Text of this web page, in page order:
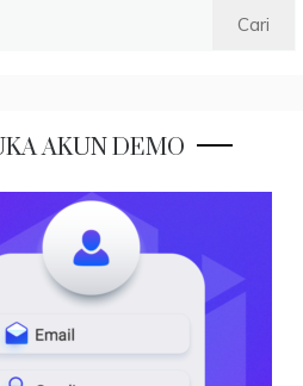
AKUN DEMO